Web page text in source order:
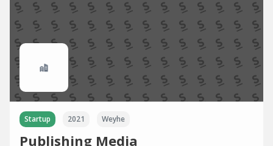
Startup 2021 Weyhe
Publishing Media